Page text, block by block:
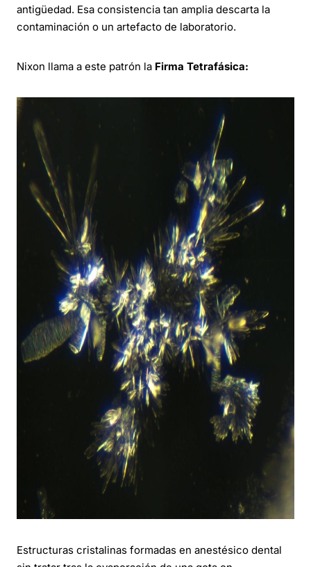
antigüedad. Esa consistencia tan amplia descarta la
contaminación o un artefacto de laboratorio.
Nixon llama a este patrón la Firma Tetrafásica:
Estructuras cristalinas formadas en anestésico dental